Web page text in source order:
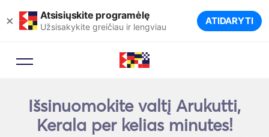
× Atsisiųskite programėlę
Užsisakykite greičiau ir lengviau ATIDARYTI
Išsinuomokite valtį Arukutti,
Kerala per kelias minutes!